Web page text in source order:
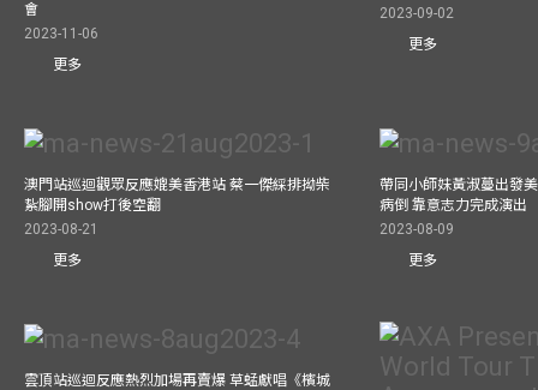
會
2023-11-06
更多
2023-09-02
更多
澳門站巡迴觀眾反應媲美香港站 蔡一傑綵排拗柴
紥腳開show打後空翻
2023-08-21
更多
帶同小師妹黃淑蔓出發
病倒 靠意志力完成演出
2023-08-09
更多
雲頂站巡迴反應熱烈加場再賣爆 草蜢獻唱《檳城